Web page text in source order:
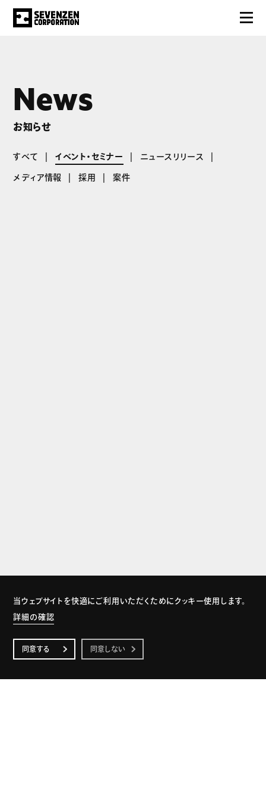
当ウェブサイトを快適にご利用いただくためにクッキー使用します。
詳細の確認
同意する 同意しない
News
お知らせ
すべて イベント・セミナー ニュースリリース
メディア情報 採用 案件